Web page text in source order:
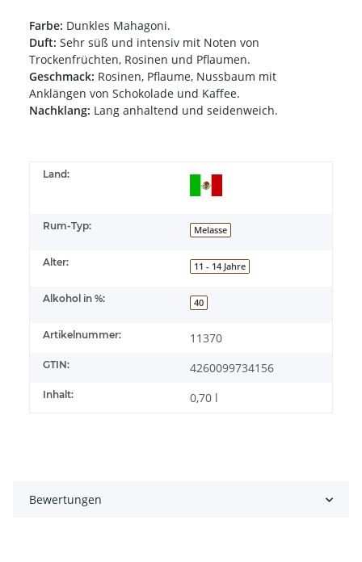
Farbe: Dunkles Mahagoni.
Duft: Sehr süß und intensiv mit Noten von
Trockenfrüchten, Rosinen und Pflaumen.
Geschmack: Rosinen, Pflaume, Nussbaum mit
Anklängen von Schokolade und Kaffee.
Nachklang: Lang anhaltend und seidenweich.
Land:
Rum-Typ: Melasse
Alter: 11 - 14 Jahre
Alkohol in %: 40
Artikelnummer: 11370
GTIN: 4260099734156
Inhalt: 0,70 l
Bewertungen